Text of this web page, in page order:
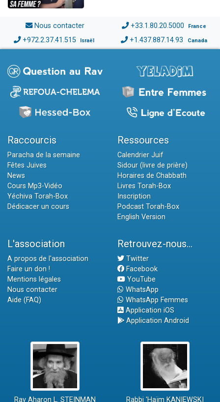
Nous contacter +33.1.80.20.5000 France
+972.2.37.41.515 Israël +1.437.887.14.93 Canada
Raccourcis
Paracha de la semaine
Fêtes Juives
News
Cours Mp3-Vidéo
Yéchiva Torah-Box
Dédicacer un cours
Ressources
Calendrier Juif
Sidour (livre de prière)
Horaires de Chabbath
Livres Torah-Box
Inscription
Podcast Torah-Box
English Version
L'association
A propos de l'association
Faire un don !
Mentions légales
Nous contacter
Aide (FAQ)
Retrouvez-nous...
Twitter
Facebook
YouTube
WhatsApp
WhatsApp Femmes
Application iOS
Application Android
Rav Aharon L. STEINMAN Rabbi 'Haïm KANIEWSKI